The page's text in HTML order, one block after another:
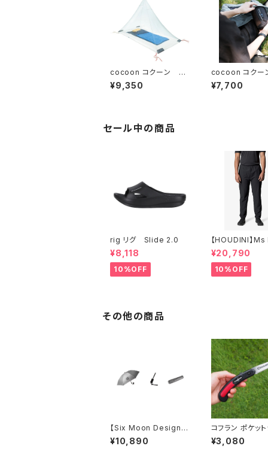
cocoon コクーン イ
ンセクトシールド モスキ
ートネット ウルトラライ
¥9,350
cocoon コク
avel Blanket ト
ブランケット
¥7,700
セール中の商品
rig リグ Slide 2.0
¥8,118
10%OFF
【HOUDINI】
Light Pants
¥20,790
10%OFF
その他の商品
【Six Moon Design
s】Silver Shadow U
mbrella mini
¥10,890
コフラン ポケッ
ソー
¥3,080